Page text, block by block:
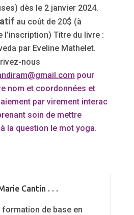
dès le 2 janvier 2024.
au coût de 20$ (à
l’inscription) Titre du livre :
par Eveline Mathelet.
nous
pour
nom et coordonnées et
par virement interac
soin de mettre
la question le mot yoga.
Cantin . . .
formation de base en